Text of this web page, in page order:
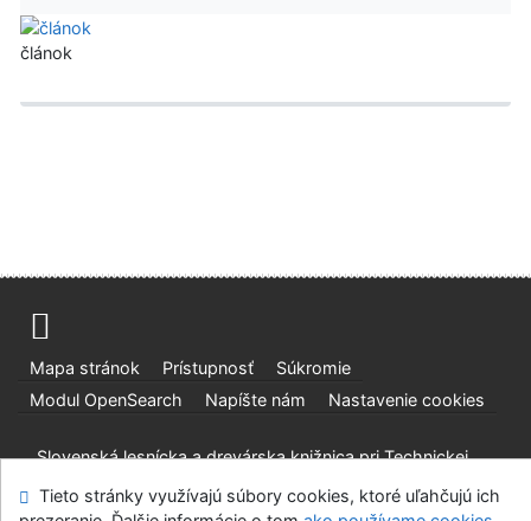
článok
Mapa stránok Prístupnosť
Súkromie
Modul OpenSearch
Napíšte nám Nastavenie cookies
Slovenská lesnícka a drevárska knižnica pri Technickej
©1993-2026IPACv.4.8.63a -Cosmotron Slovakia, s.r.o.
Tieto stránky využívajú súbory cookies, ktoré uľahčujú ich